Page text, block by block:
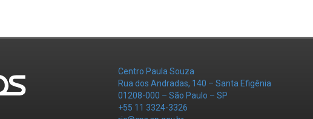
Centro Paula Souza
Rua dos Andradas, 140 – Santa Efigênia
01208-000 – São Paulo – SP
+55 11 3324-3326